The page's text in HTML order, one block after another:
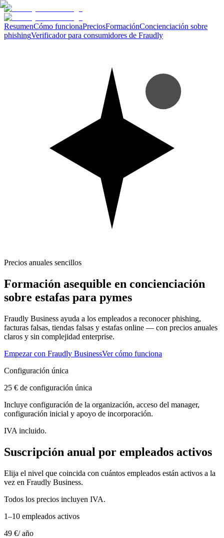
ResumenCómo funcionaPreciosFormaciónConcienciación sobre
phishingVerificador para consumidores de Fraudly
Precios anuales sencillos
Formación asequible en concienciación
sobre estafas para pymes
Fraudly Business ayuda a los empleados a reconocer phishing,
facturas falsas, tiendas falsas y estafas online — con precios anuales
claros y sin complejidad enterprise.
Empezar con Fraudly BusinessVer cómo funciona
Configuración única
25 € de configuración única
Incluye configuración de la organización, acceso del manager,
configuración inicial y apoyo de incorporación.
IVA incluido.
Suscripción anual por empleados activos
Elija el nivel que coincida con cuántos empleados están activos a la
vez en Fraudly Business.
Todos los precios incluyen IVA.
1–10 empleados activos
49 €/ año